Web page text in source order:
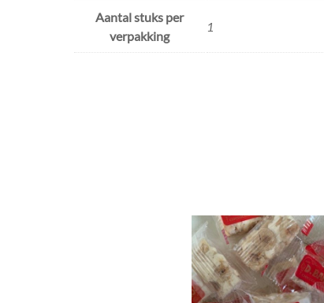
Aantal stuks per
verpakking
1